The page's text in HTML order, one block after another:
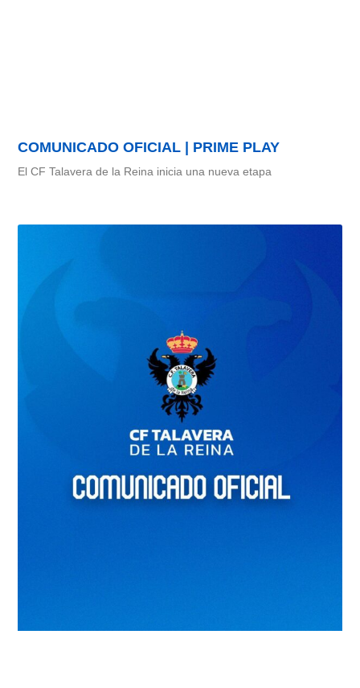
COMUNICADO OFICIAL | PRIME PLAY
El CF Talavera de la Reina inicia una nueva etapa